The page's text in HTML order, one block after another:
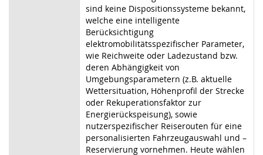
sind keine Dispositionssysteme bekannt,
welche eine intelligente
Berücksichtigung
elektromobilitätsspezifischer Parameter,
wie Reichweite oder Ladezustand bzw.
deren Abhängigkeit von
Umgebungsparametern (z.B. aktuelle
Wettersituation, Höhenprofil der Strecke
oder Rekuperationsfaktor zur
Energierückspeisung), sowie
nutzerspezifischer Reiserouten für eine
personalisierten Fahrzeugauswahl und –
Reservierung vornehmen. Heute wählen